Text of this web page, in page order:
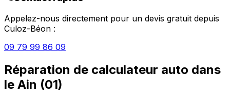
Appelez-nous directement pour un devis gratuit depuis
Culoz-Béon :
09 79 99 86 09
Réparation de calculateur auto dans
le Ain (01)